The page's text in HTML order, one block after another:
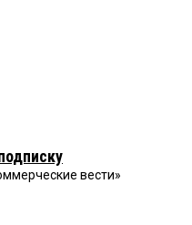
вести»